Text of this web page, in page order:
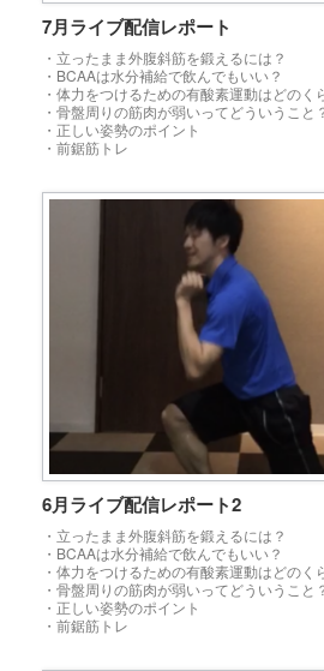
7月ライブ配信レポート
・立ったまま外腹斜筋を鍛えるには？
・BCAAは水分補給で飲んでもいい？
・体力をつけるための有酸素運動はどのく
・骨盤周りの筋肉が弱いってどういうこと
・正しい姿勢のポイント
・前鋸筋トレ
6月ライブ配信レポート2
・立ったまま外腹斜筋を鍛えるには？
・BCAAは水分補給で飲んでもいい？
・体力をつけるための有酸素運動はどのく
・骨盤周りの筋肉が弱いってどういうこと
・正しい姿勢のポイント
・前鋸筋トレ